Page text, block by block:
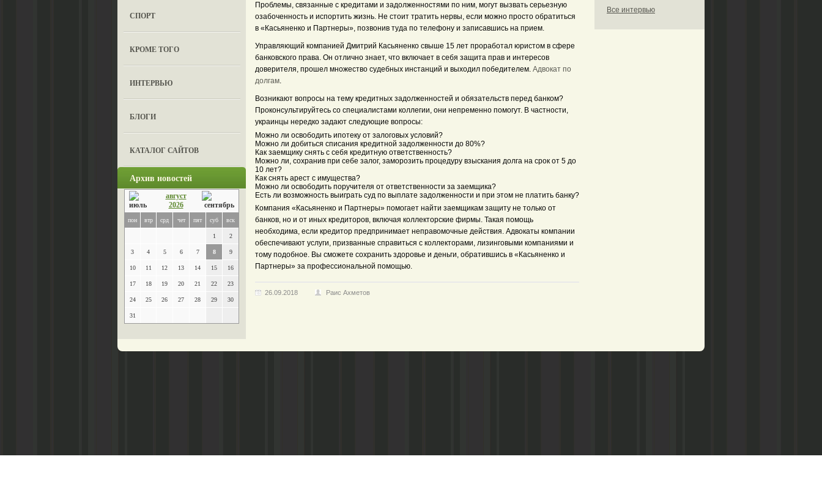
СПОРТ
КРОМЕ ТОГО
ИНТЕРВЬЮ
БЛОГИ
КАТАЛОГ САЙТОВ
Архив новостей
август
2026
пон втр срд чет пят суб вск
1 2
3 4 5 6 7 8 9
10 11 12 13 14 15 16
17 18 19 20 21 22 23
24 25 26 27 28 29 30
31
Проблемы, связанные с кредитами и задолженностями по ним, могут вызвать серьезную
озабоченность и испортить жизнь. Не стоит тратить нервы, если можно просто обратиться
в «Касьяненко и Партнеры», позвонив туда по телефону и записавшись на прием.
Управляющий компанией Дмитрий Касьяненко свыше 15 лет проработал юристом в сфере
банковского права. Он отлично знает, что включает в себя защита прав и интересов
доверителя, прошел множество судебных инстанций и выходил победителем. Адвокат по
долгам.
Возникают вопросы на тему кредитных задолженностей и обязательств перед банком?
Проконсультируйтесь со специалистами коллегии, они непременно помогут. В частности,
украинцы нередко задают следующие вопросы:
Можно ли освободить ипотеку от залоговых условий?
Можно ли добиться списания кредитной задолженности до 80%?
Как заемщику снять с себя кредитную ответственность?
Можно ли, сохранив при себе залог, заморозить процедуру взыскания долга на срок от 5 до
10 лет?
Как снять арест с имущества?
Можно ли освободить поручителя от ответственности за заемщика?
Есть ли возможность выиграть суд по выплате задолженности и при этом не платить банку?
Компания «Касьяненко и Партнеры» помогает найти заемщикам защиту не только от
банков, но и от иных кредиторов, включая коллекторские фирмы. Такая помощь
необходима, если кредитор предпринимает неправомочные действия. Адвокаты компании
обеспечивают услуги, призванные справиться с коллекторами, лизинговыми компаниями и
тому подобное. Вы сможете сохранить здоровье и деньги, обратившись в «Касьяненко и
Партнеры» за профессиональной помощью.
26.09.2018 Раис Ахметов
Все интервью